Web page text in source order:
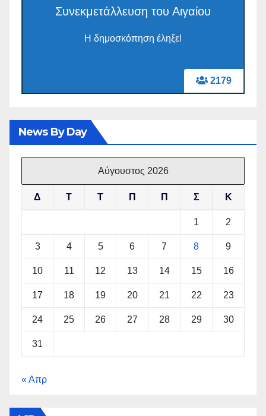
2179
Συνεκμετάλλευση του Αιγαίου
Η δημοσκόπηση έληξε!
News By Day
Αύγουστος 2026
Δ Τ Τ Π Π Σ Κ
1 2
3 4 5 6 7 8 9
10 11 12 13 14 15 16
17 18 19 20 21 22 23
24 25 26 27 28 29 30
31
« Απρ